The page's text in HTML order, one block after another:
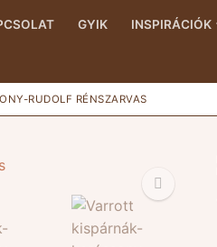
GYIK INSPIRÁCIÓK
RUDOLF RÉNSZARVAS